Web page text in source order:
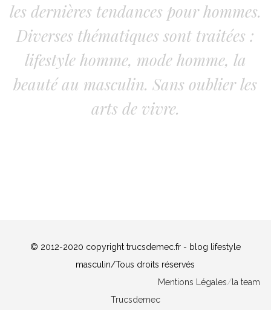
les dernières tendances pour hommes.
Diverses thématiques sont traitées :
lifestyle homme, mode homme, la
beauté au masculin. Sans oublier les
arts de vivre.
© 2012-2020 copyright trucsdemec.fr - blog lifestyle
masculin/Tous droits réservés
Mentions Légales/ la team
Trucsdemec